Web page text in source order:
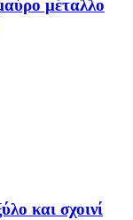
μέταλλο
και σχοινί